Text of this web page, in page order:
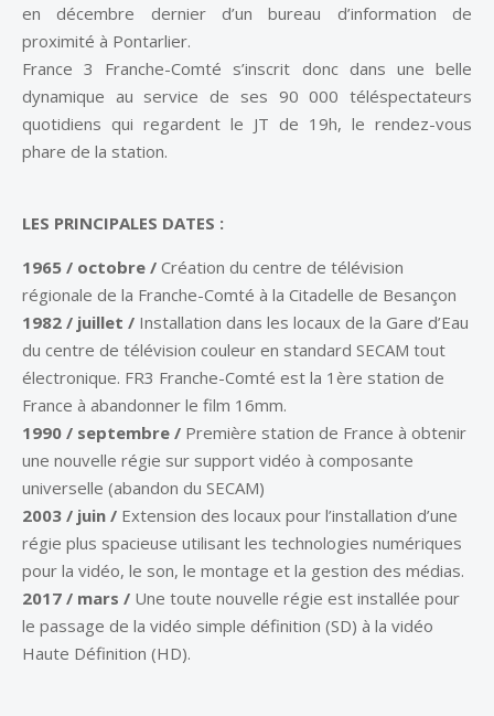
en décembre dernier d’un bureau d’information de
proximité à Pontarlier.
France 3 Franche-Comté s’inscrit donc dans une belle
dynamique au service de ses 90 000 téléspectateurs
quotidiens qui regardent le JT de 19h, le rendez-vous
phare de la station.
LES PRINCIPALES DATES :
1965 / octobre / Création du centre de télévision
régionale de la Franche-Comté à la Citadelle de Besançon
1982 / juillet / Installation dans les locaux de la Gare d’Eau
du centre de télévision couleur en standard SECAM tout
électronique. FR3 Franche-Comté est la 1ère station de
France à abandonner le film 16mm.
1990 / septembre / Première station de France à obtenir
une nouvelle régie sur support vidéo à composante
universelle (abandon du SECAM)
2003 / juin / Extension des locaux pour l’installation d’une
régie plus spacieuse utilisant les technologies numériques
pour la vidéo, le son, le montage et la gestion des médias.
2017 / mars / Une toute nouvelle régie est installée pour
le passage de la vidéo simple définition (SD) à la vidéo
Haute Définition (HD).